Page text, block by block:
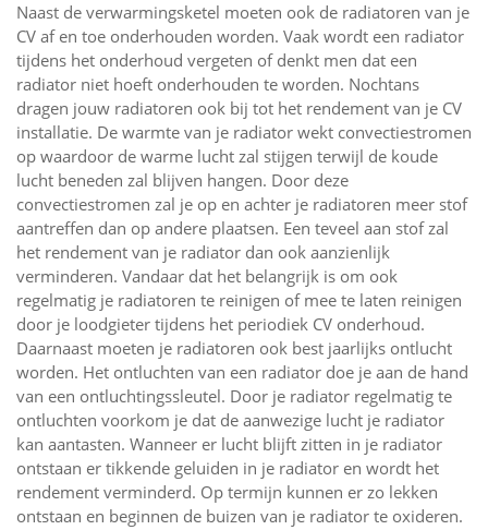
Naast de verwarmingsketel moeten ook de radiatoren van je
CV af en toe onderhouden worden. Vaak wordt een radiator
tijdens het onderhoud vergeten of denkt men dat een
radiator niet hoeft onderhouden te worden. Nochtans
dragen jouw radiatoren ook bij tot het rendement van je CV
installatie. De warmte van je radiator wekt convectiestromen
op waardoor de warme lucht zal stijgen terwijl de koude
lucht beneden zal blijven hangen. Door deze
convectiestromen zal je op en achter je radiatoren meer stof
aantreffen dan op andere plaatsen. Een teveel aan stof zal
het rendement van je radiator dan ook aanzienlijk
verminderen. Vandaar dat het belangrijk is om ook
regelmatig je radiatoren te reinigen of mee te laten reinigen
door je loodgieter tijdens het periodiek CV onderhoud.
Daarnaast moeten je radiatoren ook best jaarlijks ontlucht
worden. Het ontluchten van een radiator doe je aan de hand
van een ontluchtingssleutel. Door je radiator regelmatig te
ontluchten voorkom je dat de aanwezige lucht je radiator
kan aantasten. Wanneer er lucht blijft zitten in je radiator
ontstaan er tikkende geluiden in je radiator en wordt het
rendement verminderd. Op termijn kunnen er zo lekken
ontstaan en beginnen de buizen van je radiator te oxideren.